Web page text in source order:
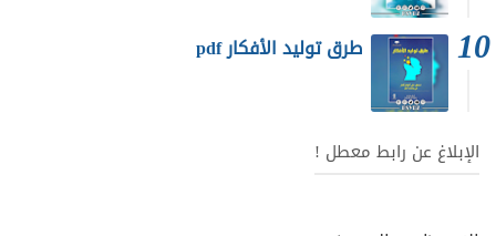
طرق توليد الأفكار pdf
الإبلاغ عن رابط معطل !